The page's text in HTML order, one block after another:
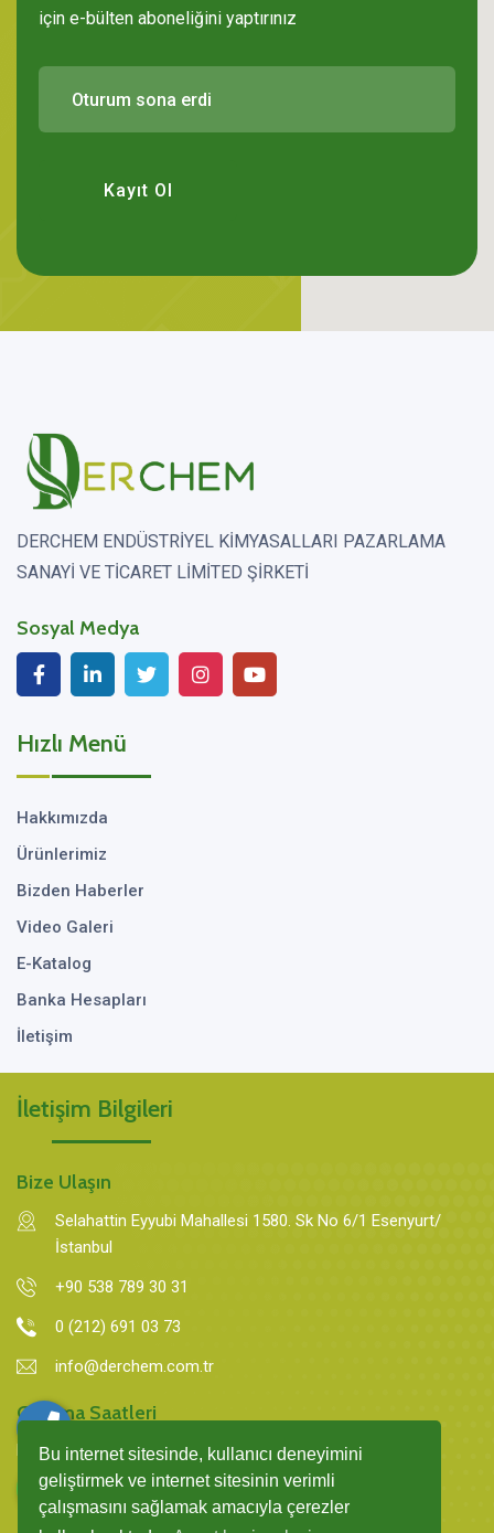
Bu internet sitesinde, kullanıcı deneyimini
geliştirmek ve internet sitesinin verimli
çalışmasını sağlamak amacıyla çerezler
için e-bülten aboneliğini yaptırınız
Kayıt Ol
DERCHEM ENDÜSTRİYEL KİMYASALLARI PAZARLAMA
SANAYİ VE TİCARET LİMİTED ŞİRKETİ
Sosyal Medya
Hızlı Menü
Hakkımızda
Ürünlerimiz
Bizden Haberler
Video Galeri
E-Katalog
Banka Hesapları
İletişim
İletişim Bilgileri
Bize Ulaşın
Selahattin Eyyubi Mahallesi 1580. Sk No 6/1 Esenyurt/
İstanbul
+90 538 789 30 31
0 (212) 691 03 73
info@derchem.com.tr
Çalışma Saatleri
Pazartesi - Cumartesi 09:00 - 18:00 Pazar: Kapalı